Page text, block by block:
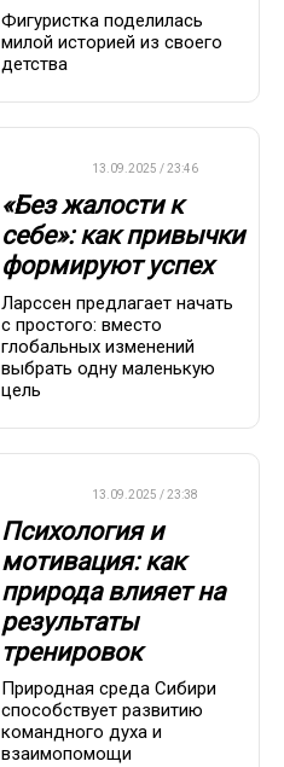
Фигуристка поделилась
милой историей из своего
детства
13.09.2025 / 23:46
«Без жалости к
себе»: как привычки
формируют успех
Ларссен предлагает начать
с простого: вместо
глобальных изменений
выбрать одну маленькую
цель
13.09.2025 / 23:38
Психология и
мотивация: как
природа влияет на
результаты
тренировок
Природная среда Сибири
способствует развитию
командного духа и
взаимопомощи